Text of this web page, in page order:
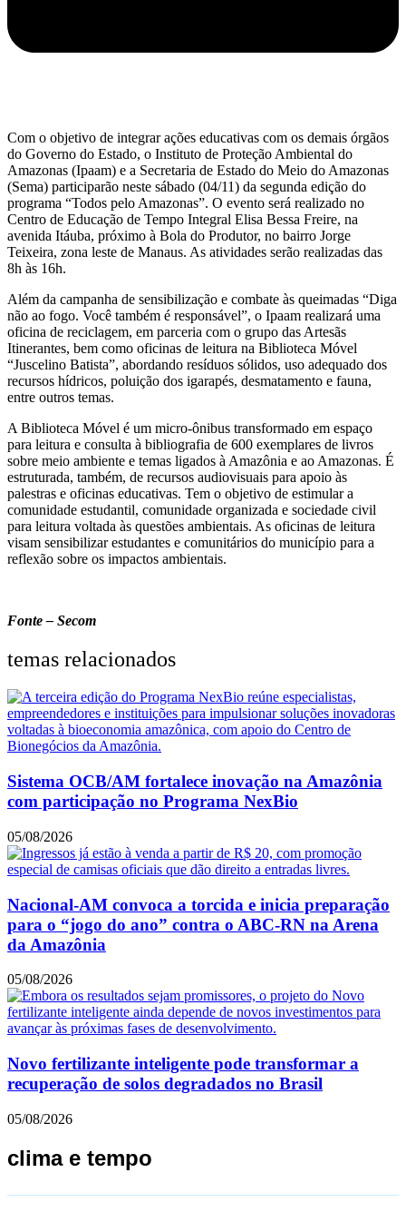
Com o objetivo de integrar ações educativas com os demais órgãos
do Governo do Estado, o Instituto de Proteção Ambiental do
Amazonas (Ipaam) e a Secretaria de Estado do Meio do Amazonas
(Sema) participarão neste sábado (04/11) da segunda edição do
programa “Todos pelo Amazonas”. O evento será realizado no
Centro de Educação de Tempo Integral Elisa Bessa Freire, na
avenida Itáuba, próximo à Bola do Produtor, no bairro Jorge
Teixeira, zona leste de Manaus. As atividades serão realizadas das
8h às 16h.
Além da campanha de sensibilização e combate às queimadas “Diga
não ao fogo. Você também é responsável”, o Ipaam realizará uma
oficina de reciclagem, em parceria com o grupo das Artesãs
Itinerantes, bem como oficinas de leitura na Biblioteca Móvel
“Juscelino Batista”, abordando resíduos sólidos, uso adequado dos
recursos hídricos, poluição dos igarapés, desmatamento e fauna,
entre outros temas.
A Biblioteca Móvel é um micro-ônibus transformado em espaço
para leitura e consulta à bibliografia de 600 exemplares de livros
sobre meio ambiente e temas ligados à Amazônia e ao Amazonas. É
estruturada, também, de recursos audiovisuais para apoio às
palestras e oficinas educativas. Tem o objetivo de estimular a
comunidade estudantil, comunidade organizada e sociedade civil
para leitura voltada às questões ambientais. As oficinas de leitura
visam sensibilizar estudantes e comunitários do município para a
reflexão sobre os impactos ambientais.
Fonte – Secom
temas relacionados
Sistema OCB/AM fortalece inovação na Amazônia
com participação no Programa NexBio
05/08/2026
Nacional-AM convoca a torcida e inicia preparação
para o “jogo do ano” contra o ABC-RN na Arena
da Amazônia
05/08/2026
Novo fertilizante inteligente pode transformar a
recuperação de solos degradados no Brasil
05/08/2026
clima e tempo